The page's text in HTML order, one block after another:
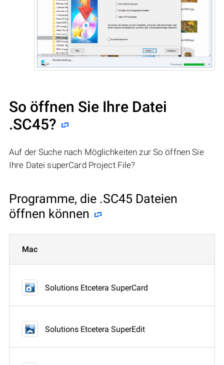
So öffnen Sie Ihre Datei
.SC45?
Auf der Suche nach Möglichkeiten zur So öffnen Sie
Ihre Datei superCard Project File?
Programme, die .SC45 Dateien
öffnen können
Mac
Solutions Etcetera SuperCard
Solutions Etcetera SuperEdit